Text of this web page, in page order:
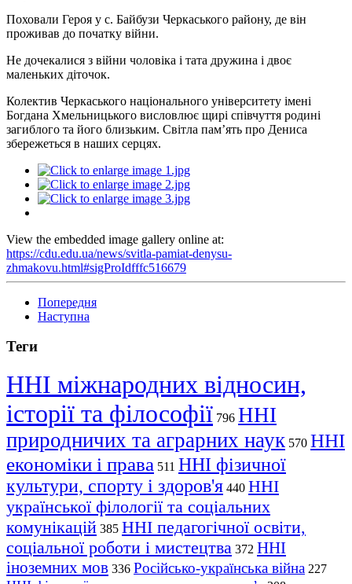
Поховали Героя у с. Байбузи Черкаського району, де він
проживав до початку війни.
Не дочекалися з війни чоловіка і тата дружина і двоє
маленьких діточок.
Колектив Черкаського національного університету імені
Богдана Хмельницького висловлює щирі співчуття родині
загиблого та його близьким. Світла пам’ять про Дениса
збережеться в наших серцях.
View the embedded image gallery online at:
https://cdu.edu.ua/news/svitla-pamiat-denysu-
zhmakovu.html#sigProIdfffc516679
Попередня
Наступна
Теги
ННІ міжнародних відносин,
історії та філософії 796 ННІ
природничих та аграрних наук 570 ННІ
економіки і права 511 ННІ фізичної
культури, спорту і здоров'я 440 ННІ
української філології та соціальних
комунікацій 385 ННІ педагогічної освіти,
соціальної роботи і мистецтва 372 ННІ
іноземних мов 336 Російсько-українська війна 227